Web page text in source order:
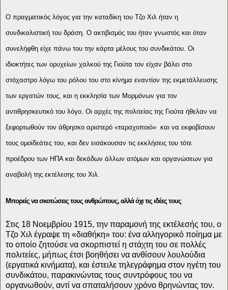
Ο πραγματικός λόγος για την καταδίκη του Τζο Χιλ ήταν η
συνδικαλιστική του δράση. Ο ακτιβισμός του ήταν γνωστός και όταν
συνελήφθη είχε πάνω του την κάρτα μέλους του συνδικάτου. Οι
ιδιοκτήτες των ορυχείων χαλκού της Γιούτα τον είχαν βάλει στο
στόχαστρο λόγω του ρόλου του στο κίνημα εναντίον της εκμετάλλευσης
των εργατών τους, και η εκκλησία των Μορμόνων για τον
αντιθρησκευτικό του λόγο. Οι αρχές της πολιτείας της Γιούτα ήθελαν να
ξεφορτωθούν τον άθρησκο αριστερό «ταραχοποιό» και να εκφοβίσουν
τους ομοϊδεάτες του, και δεν εισάκουσαν τις εκκλήσεις του τότε
προέδρου των ΗΠΑ και δεκάδων άλλων ατόμων και οργανώσεων για
αναβολή της εκτέλεσης του Χιλ.
Μπορείς να σκοτώσεις τους ανθρώπους, αλλά όχι τις ιδέες τους
Στις 18 Νοεμβρίου 1915, την παραμονή της εκτέλεσής του, ο
Τζο Χιλ έγραψε τη «διαθήκη» του: ένα αλληγορικό ποίημα με
το οποίο ζητούσε να σκορπιστεί η στάχτη του σε πολλές
πολιτείες, μήπως έτσι βοηθήσει να ανθίσουν λουλούδια
(εργατικά κινήματα), και έστειλε τηλεγράφημα στον ηγέτη του
συνδικάτου, παρακινώντας τους συντρόφους του να
οργανωθούν, αντί να σπαταλήσουν χρόνο θρηνώντας τον.